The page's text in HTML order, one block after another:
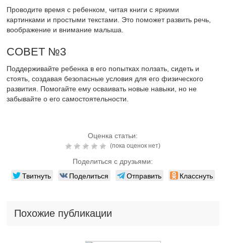
Проводите время с ребенком, читая книги с яркими
картинками и простыми текстами. Это поможет развить речь,
воображение и внимание малыша.
СОВЕТ №3
Поддерживайте ребенка в его попытках ползать, сидеть и
стоять, создавая безопасные условия для его физического
развития. Помогайте ему осваивать новые навыки, но не
забывайте о его самостоятельности.
Оценка статьи:
(пока оценок нет)
Поделиться с друзьями:
Твитнуть Поделиться Отправить Класснуть
Похожие публикации